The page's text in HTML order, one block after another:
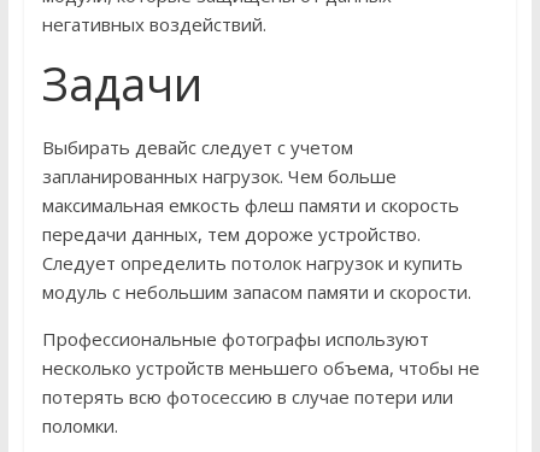
негативных воздействий.
Задачи
Выбирать девайс следует с учетом
запланированных нагрузок. Чем больше
максимальная емкость флеш памяти и скорость
передачи данных, тем дороже устройство.
Следует определить потолок нагрузок и купить
модуль с небольшим запасом памяти и скорости.
Профессиональные фотографы используют
несколько устройств меньшего объема, чтобы не
потерять всю фотосессию в случае потери или
поломки.